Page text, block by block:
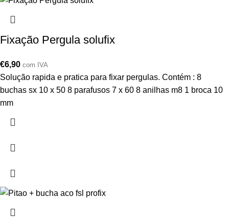
Fixação Pergula solufix
€6,90 com IVA
Solução rapida e pratica para fixar pergulas. Contém : 8
buchas sx 10 x 50 8 parafusos 7 x 60 8 anilhas m8 1 broca 10
mm